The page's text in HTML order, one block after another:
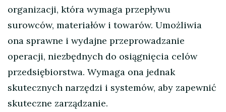
organizacji, która wymaga przepływu
surowców, materiałów i towarów. Umożliwia
ona sprawne i wydajne przeprowadzanie
operacji, niezbędnych do osiągnięcia celów
przedsiębiorstwa. Wymaga ona jednak
skutecznych narzędzi i systemów, aby zapewnić
skuteczne zarządzanie.